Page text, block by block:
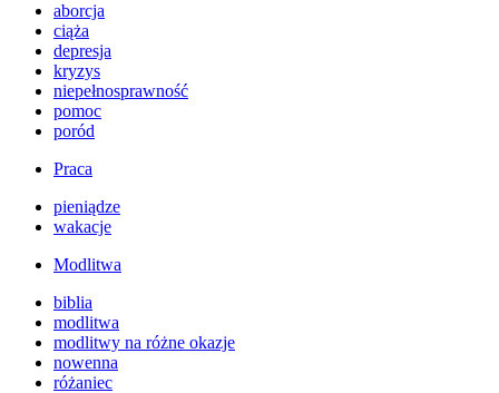
aborcja
ciąża
depresja
kryzys
niepełnosprawność
pomoc
poród
Praca
pieniądze
wakacje
Modlitwa
biblia
modlitwa
modlitwy na różne okazje
nowenna
różaniec